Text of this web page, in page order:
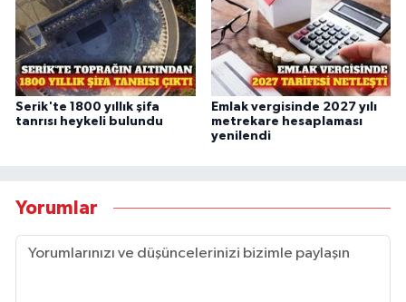
Serik'te 1800 yıllık şifa
tanrısı heykeli bulundu
Emlak vergisinde 2027 yılı
metrekare hesaplaması
yenilendi
Yorumlar